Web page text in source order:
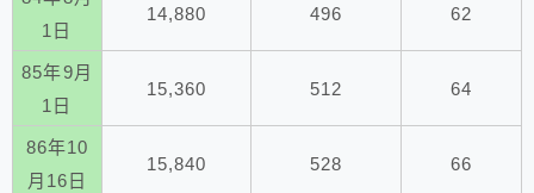
1日
14,880 496 62
85年9月
1日
15,360 512 64
86年10
月16日
15,840 528 66